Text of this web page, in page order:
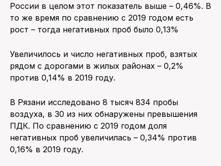
России в целом этот показатель выше – 0,46%. В
то же время по сравнению с 2019 годом есть
рост – тогда негативных проб было 0,13%
Увеличилось и число негативных проб, взятых
рядом с дорогами в жилых районах – 0,2%
против 0,14% в 2019 году.
В Рязани исследовано 8 тысяч 834 пробы
воздуха, в 30 из них обнаружены превышения
ПДК. По сравнению с 2019 годом доля
негативных проб увеличилась – 0,34% против
0,16% в 2019 году.